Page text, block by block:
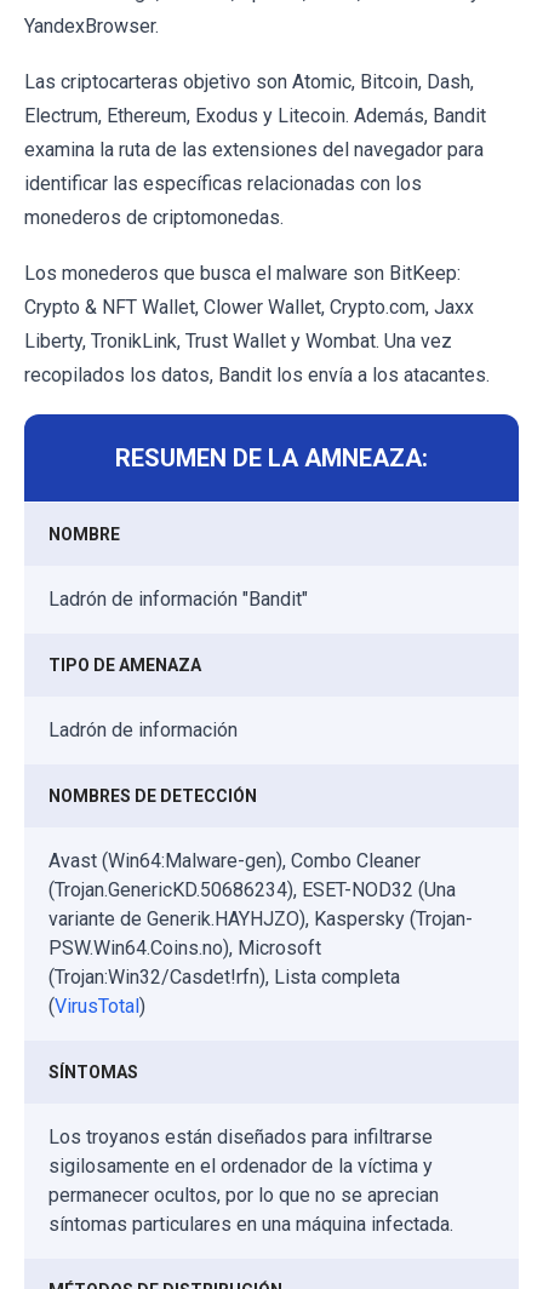
YandexBrowser.
Las criptocarteras objetivo son Atomic, Bitcoin, Dash,
Electrum, Ethereum, Exodus y Litecoin. Además, Bandit
examina la ruta de las extensiones del navegador para
identificar las específicas relacionadas con los
monederos de criptomonedas.
Los monederos que busca el malware son BitKeep:
Crypto & NFT Wallet, Clower Wallet, Crypto.com, Jaxx
Liberty, TronikLink, Trust Wallet y Wombat. Una vez
recopilados los datos, Bandit los envía a los atacantes.
RESUMEN DE LA AMNEAZA:
NOMBRE
Ladrón de información "Bandit"
TIPO DE AMENAZA
Ladrón de información
NOMBRES DE DETECCIÓN
Avast (Win64:Malware-gen), Combo Cleaner
(Trojan.GenericKD.50686234), ESET-NOD32 (Una
variante de Generik.HAYHJZO), Kaspersky (Trojan-
PSW.Win64.Coins.no), Microsoft
(Trojan:Win32/Casdet!rfn), Lista completa
(VirusTotal)
SÍNTOMAS
Los troyanos están diseñados para infiltrarse
sigilosamente en el ordenador de la víctima y
permanecer ocultos, por lo que no se aprecian
síntomas particulares en una máquina infectada.